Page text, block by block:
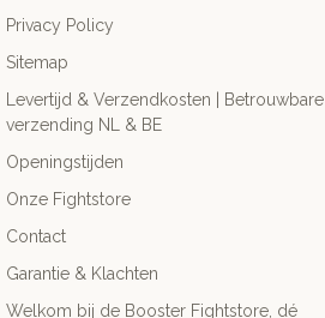
Privacy Policy
Sitemap
Levertijd & Verzendkosten | Betrouwbare
verzending NL & BE
Openingstijden
Onze Fightstore
Contact
Garantie & Klachten
Welkom bij de Booster Fightstore, dé